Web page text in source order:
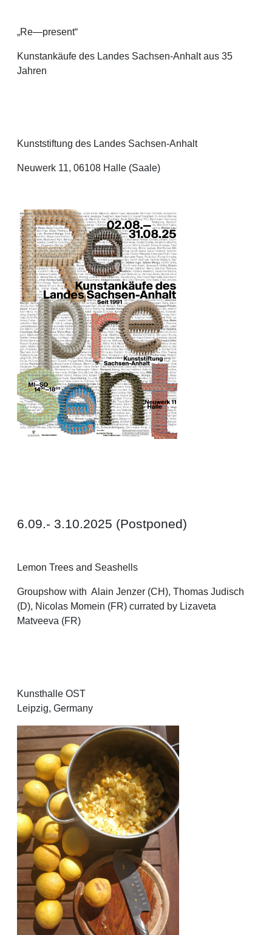
„Re—present“
Kunstankäufe des Landes Sachsen-Anhalt aus 35
Jahren
Kunststiftung des Landes Sachsen-Anhalt
Neuwerk 11, 06108 Halle (Saale)
6.09.- 3.10.2025 (Postponed)
Lemon Trees and Seashells
Groupshow with Alain Jenzer (CH), Thomas Judisch
(D), Nicolas Momein (FR) currated by Lizaveta
Matveeva (FR)
Kunsthalle OST
Leipzig, Germany